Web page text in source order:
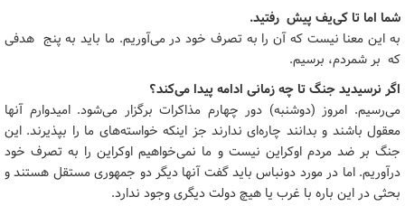
شما اما تا کی‌یف پیش رفتید.
به این معنا نیست که آن را به تصرف خود در می‌آوریم. ما باید به پنج هدفی
که بر شمردم، برسیم.
اگر نرسیدید جنگ تا چه زمانی ادامه پیدا می‌کند؟
می‌رسیم. امروز (دوشنبه) دور چهارم مذاکرات برگزار می‌شود. امیدوارم آنها
معقول باشند و بدانند چاره‌ای ندارند جز اینکه خواسته‌های ما را بپذیرند. این
جنگ بر ضد مردم اوکراین نیست و ما نمی‌خواهیم اوکراین را به تصرف خود
درآوریم. اما در مورد دونباس باید گفت آنها دیگر دو جمهوری مستقل هستند و
بحثی در این باره با غرب یا هیچ دولت دیگری وجود ندارد.